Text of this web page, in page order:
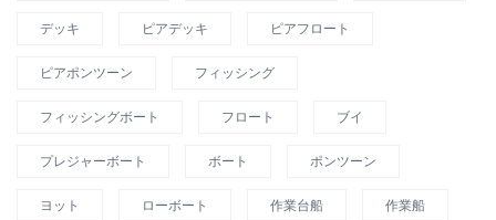
デッキ ピアデッキ ピアフロート
ピアポンツーン フィッシング
フィッシングボート フロート ブイ
プレジャーボート ボート ポンツーン
ヨット ローボート 作業台船 作業船